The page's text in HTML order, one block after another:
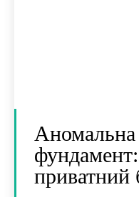
Аномальна
приватний